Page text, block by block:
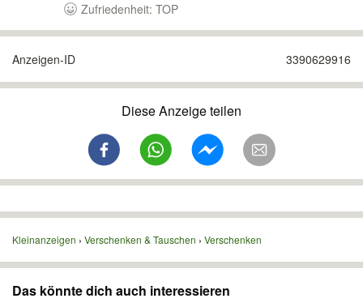
Zufriedenheit: TOP
Anzeigen-ID 3390629916
Diese Anzeige teilen
Kleinanzeigen Verschenken & Tauschen Verschenken
Das könnte dich auch interessieren